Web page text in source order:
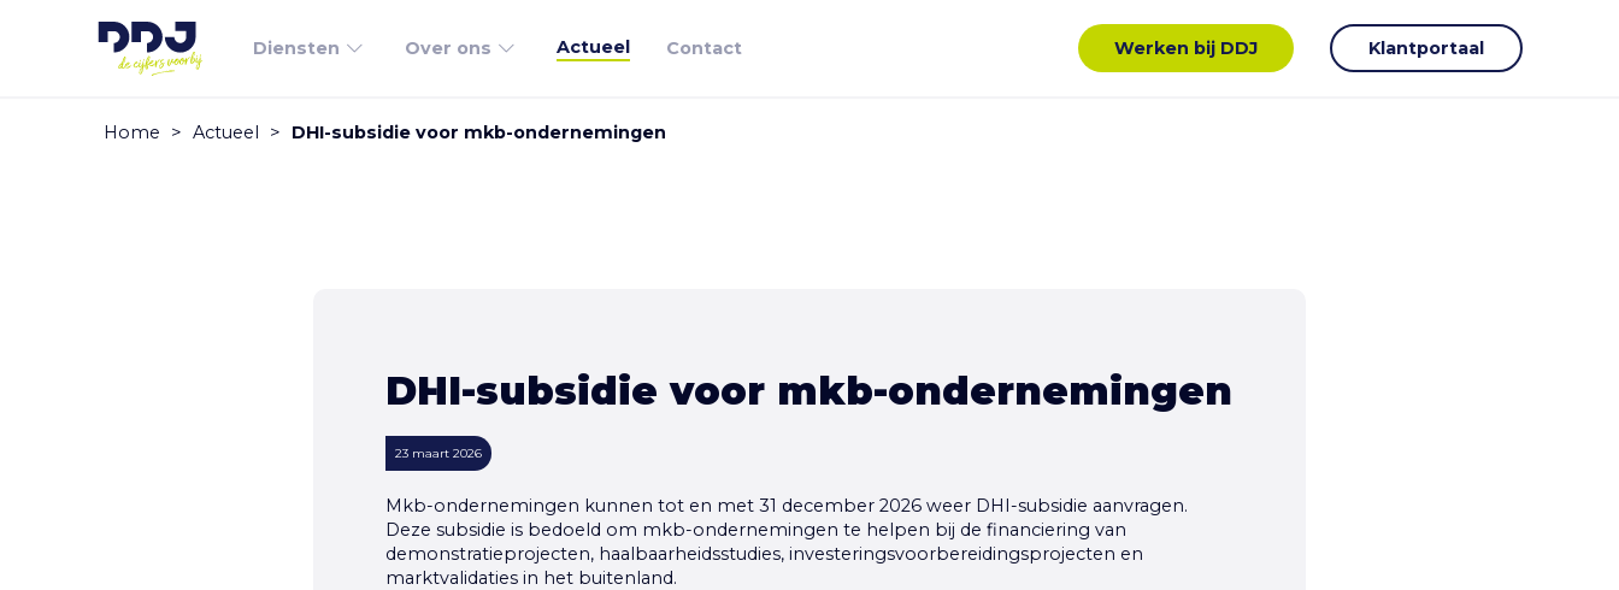
Diensten Over ons Actueel Contact Werken bij DDJ Klantportaal
Home > Actueel > DHI-subsidie voor mkb-ondernemingen
DHI-subsidie voor mkb-ondernemingen
23 maart 2026
Mkb-ondernemingen kunnen tot en met 31 december 2026 weer DHI-subsidie aanvragen.
Deze subsidie is bedoeld om mkb-ondernemingen te helpen bij de financiering van
demonstratieprojecten, haalbaarheidsstudies, investeringsvoorbereidingsprojecten en
marktvalidaties in het buitenland.